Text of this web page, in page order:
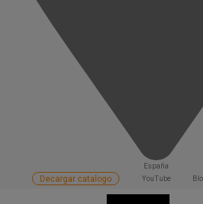
España
YouTube
Decargar catalogo